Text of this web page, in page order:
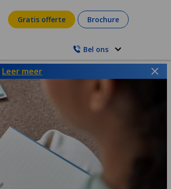
Gratis offerte Brochure
Bel ons
Leer meer